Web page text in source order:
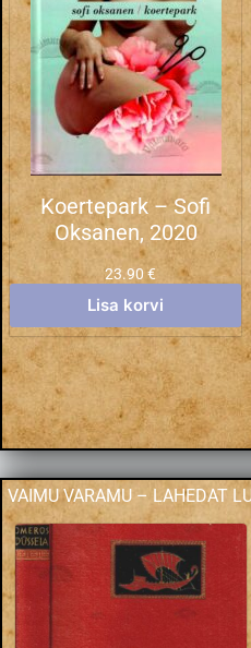
Koertepark – Sofi
Oksanen, 2020
23.90 €
Lisa korvi
VAIMU VARAMU – LAHEDAT